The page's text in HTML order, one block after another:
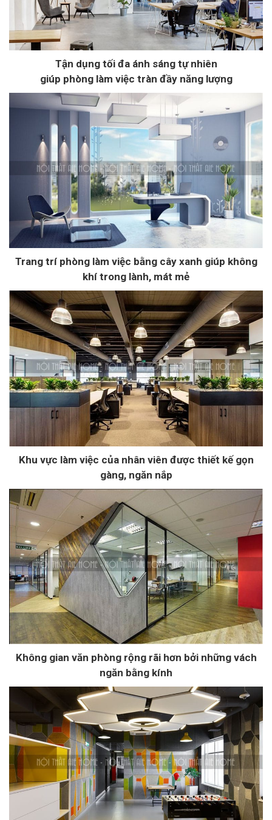
Tận dụng tối đa ánh sáng tự nhiên
giúp phòng làm việc tràn đầy năng lượng​
Trang trí phòng làm việc bằng cây xanh giúp không
khí trong lành, mát mẻ
Khu vực làm việc của nhân viên được thiết kế gọn
gàng, ngăn nắp
Không gian văn phòng rộng rãi hơn bởi những vách
ngăn bằng kính